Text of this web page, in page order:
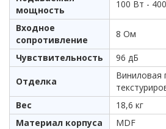
мощность
100 Вт -
Входное
сопротивление
8 Ом
Чувствительность 96 дБ
Отделка
Виниловая
Вес
18,6 кг
Материал корпуса
MDF